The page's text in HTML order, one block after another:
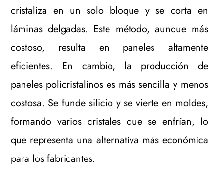
cristaliza en un solo bloque y se corta en
láminas delgadas. Este método, aunque más
costoso, resulta en paneles altamente
eficientes. En cambio, la producción de
paneles policristalinos es más sencilla y menos
costosa. Se funde silicio y se vierte en moldes,
formando varios cristales que se enfrían, lo
que representa una alternativa más económica
para los fabricantes.